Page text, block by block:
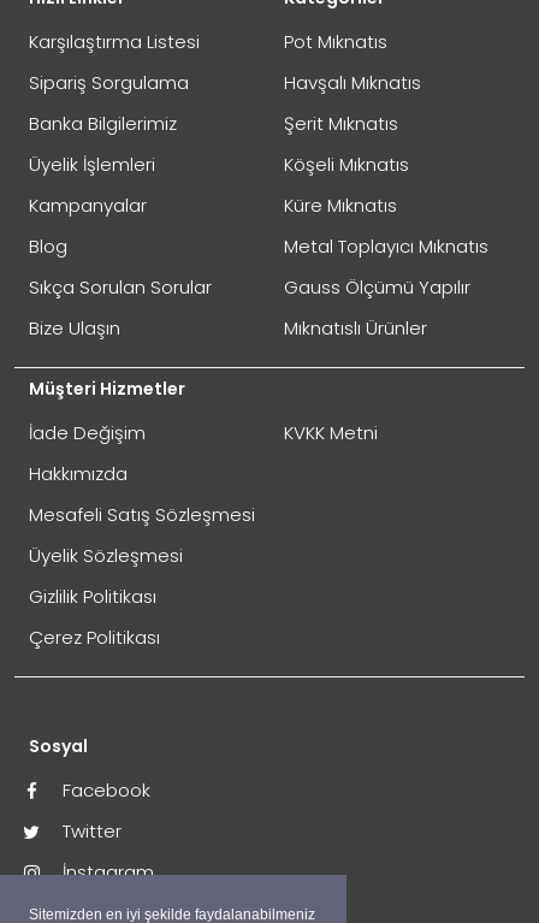
Sitemizden en iyi şekilde faydalanabilmeniz
Not:HTML'e dönüştürülmez!
Oylama
Kötü
GÖNDER
İade Gönderimi Nasıl Yapılır?
İade Adresi:
Okmeydanı / İstanbul
Karşılaştırma Listesi
Sipariş Sorgulama
Banka Bilgilerimiz
Üyelik İşlemleri
Kampanyalar
Blog
Sıkça Sorulan Sorular
Bize Ulaşın
Müşteri Hizmetler
İade Değişim
Hakkımızda
Mesafeli Satış Sözleşmesi
Üyelik Sözleşmesi
Gizlilik Politikası
Çerez Politikası
KVKK Metni
Pot Mıknatıs
Havşalı Mıknatıs
Şerit Mıknatıs
Köşeli Mıknatıs
Küre Mıknatıs
Metal Toplayıcı Mıknatıs
Gauss Ölçümü Yapılır
Mıknatıslı Ürünler
Sosyal
Facebook
Twitter
İnstagram